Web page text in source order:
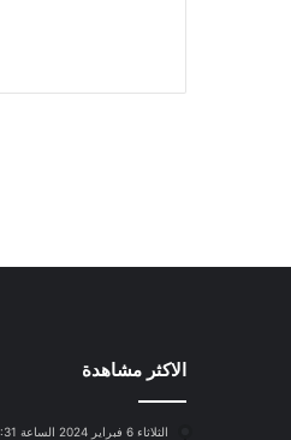
الاكثر مشاهدة
الثلاثاء 6 فبراير 2024 الساعة 3:31 ص